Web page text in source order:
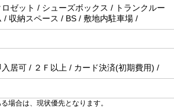
ロゼット / シューズボックス / トランクルー
/ 収納スペース / BS / 敷地内駐車場 /
入居可 / ２Ｆ以上 / カード決済(初期費用) /
場合は、現状優先となります。